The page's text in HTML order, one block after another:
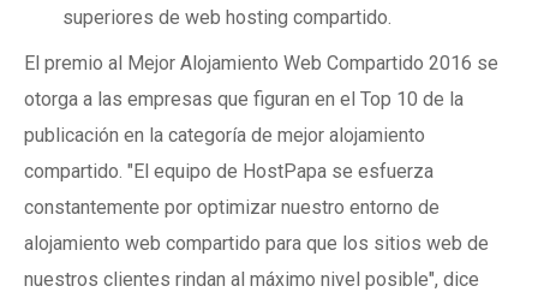
superiores de web hosting compartido.
El premio al Mejor Alojamiento Web Compartido 2016 se
otorga a las empresas que figuran en el Top 10 de la
publicación en la categoría de mejor alojamiento
compartido. "El equipo de HostPapa se esfuerza
constantemente por optimizar nuestro entorno de
alojamiento web compartido para que los sitios web de
nuestros clientes rindan al máximo nivel posible", dice